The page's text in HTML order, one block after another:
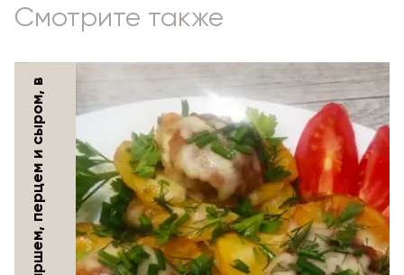
Смотрите также